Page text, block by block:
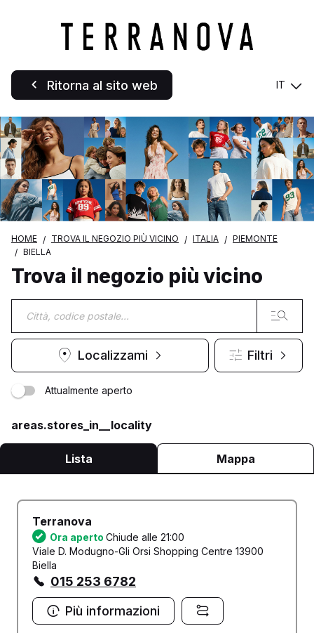
Ritorna al sito web IT
HOME TROVA IL NEGOZIO PIÙ VICINO ITALIA
PIEMONTE
BIELLA
Trova il negozio più vicino
Localizzami Filtri
Attualmente aperto
areas.stores_in__locality
Lista Mappa
Terranova
Ora aperto Chiude alle 21:00
Viale D. Modugno-Gli Orsi Shopping Centre 13900
Biella
015 253 6782
Più informazioni